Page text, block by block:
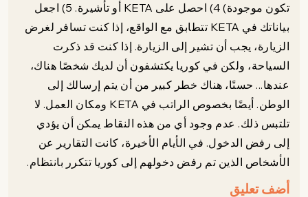
تكون موجودة) 4) احصل على KETA أو تأشيرة. 5) اجعل
بياناتك في KETA تتطابق مع الواقع، إذا كنت تسافر لغرض
الزيارة، يجب أن تشير إلى الزيارة. إذا كنت قد ذكرت
السياحة، ولكن في كوريا يكتشفون أن لديك شخصًا هناك،
عندها... حسنًا، هناك خطر كبير من أن يتم إرسالك إلى
الوطن. أيضًا بخصوص الراتب في KETA ومكان العمل. لا
تلتبس ذلك. عدم وجود أي من هذه النقاط يمكن أن يؤدي
إلى رفض الدخول. في الأيام الأخيرة، كانت التقارير عن
الأشخاص الذين تم رفض دخولهم إلى كوريا تتكرر بانتظام.
أضف تعليق